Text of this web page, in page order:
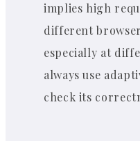
implies high
different
especially at
always use
check its